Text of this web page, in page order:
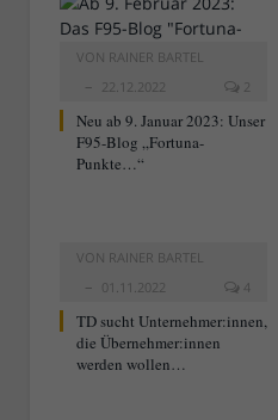
VON RAINER BARTEL
22.12.2022
2
Neu ab 9. Januar 2023: Unser
F95-Blog „Fortuna-
Punkte…“
VON RAINER BARTEL
01.11.2022
4
TD sucht Unternehmer:innen,
die Übernehmer:innen
werden wollen…